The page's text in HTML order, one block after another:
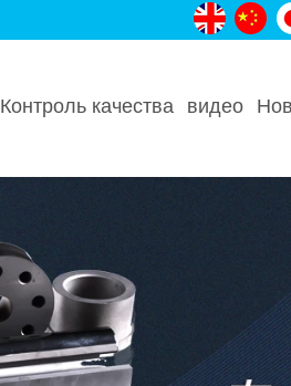
Контроль качества видео